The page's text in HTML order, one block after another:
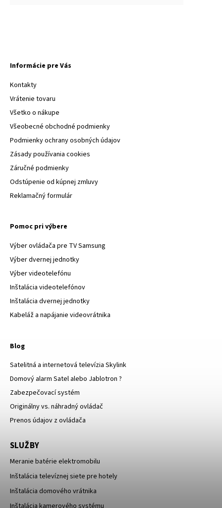
Informácie pre Vás
Kontakty
Vrátenie tovaru
Všetko o nákupe
Všeobecné obchodné podmienky
Podmienky ochrany osobných údajov
Zásady používania cookies
Záručné podmienky
Odstúpenie od kúpnej zmluvy
Reklamačný formulár
Pomoc pri výbere
Výber ovládača pre TV Samsung
Výber dvernej jednotky
Výber videotelefónu
Inštalácia videotelefónov
Inštalácia dvernej jednotky
Kabeláž a napájanie videovrátnika
Blog
Satelitná a internetová televízia Skylink
Domový alarm Satel alebo Jablotron ?
Zabezpečovací systém
Originálny vs. náhradný ovládač
Prenos údajov z ovládača
SLUŽBY
Meranie batérie elektromobilu
Inštalácia televíznej siete pre hotely
Inštalácia domového vrátnika